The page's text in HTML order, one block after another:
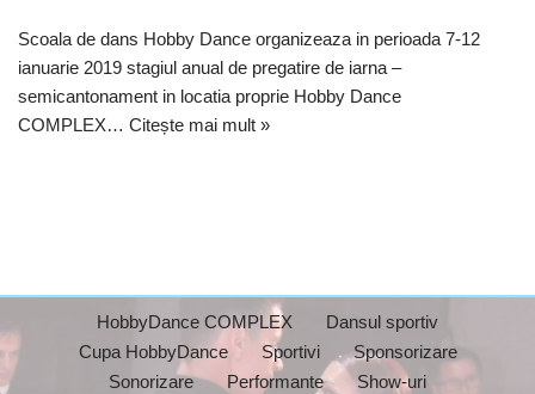
Scoala de dans Hobby Dance organizeaza in perioada 7-12
ianuarie 2019 stagiul anual de pregatire de iarna –
semicantonament in locatia proprie Hobby Dance
COMPLEX… Citește mai mult »
HobbyDance COMPLEX
Dansul sportiv
Cupa HobbyDance
Sportivi
Sponsorizare
Sonorizare
Performante
Show-uri